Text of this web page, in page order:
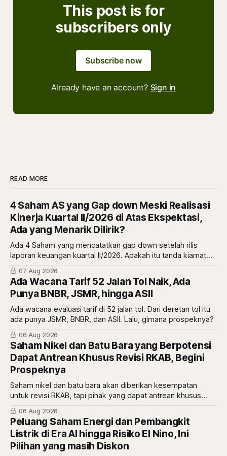
This post is for
subscribers only
Subscribe now
Already have an account? Sign in
READ MORE
4 Saham AS yang Gap down Meski Realisasi
Kinerja Kuartal II/2026 di Atas Ekspektasi,
Ada yang Menarik Dilirik?
Ada 4 Saham yang mencatatkan gap down setelah rilis
laporan keuangan kuartal II/2026. Apakah itu tanda kiamat
atau malah tanda diskon? simak ulasannya di sini.
07 Aug 2026
Ada Wacana Tarif 52 Jalan Tol Naik, Ada
Punya BNBR, JSMR, hingga ASII
Ada wacana evaluasi tarif di 52 jalan tol. Dari deretan tol itu
ada punya JSMR, BNBR, dan ASII. Lalu, gimana prospeknya?
06 Aug 2026
Saham Nikel dan Batu Bara yang Berpotensi
Dapat Antrean Khusus Revisi RKAB, Begini
Prospeknya
Saham nikel dan batu bara akan diberikan kesempatan
untuk revisi RKAB, tapi pihak yang dapat antrean khusus
adalah pemberi rasio royalti terbesar. Siapa saja mereka?
06 Aug 2026
Peluang Saham Energi dan Pembangkit
Listrik di Era AI hingga Risiko El Nino, Ini
Pilihan yang masih Diskon